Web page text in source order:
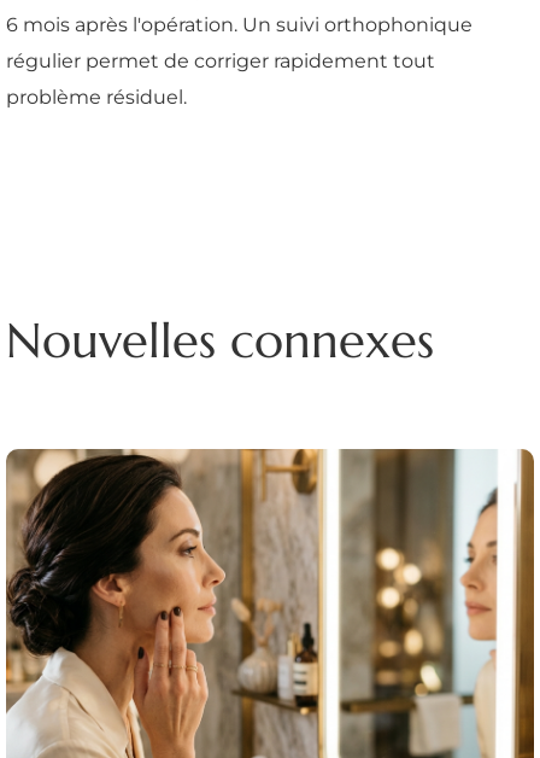
6 mois après l'opération. Un suivi orthophonique
régulier permet de corriger rapidement tout
problème résiduel.
Nouvelles connexes